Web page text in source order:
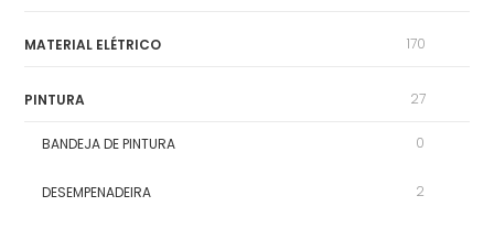
MATERIAL ELÉTRICO 170
PINTURA 27
BANDEJA DE PINTURA 0
DESEMPENADEIRA 2